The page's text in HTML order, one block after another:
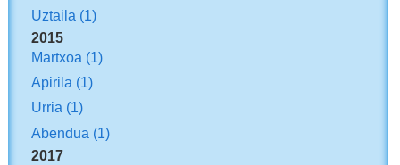
Uztaila (1)
2015
Martxoa (1)
Apirila (1)
Urria (1)
Abendua (1)
2017